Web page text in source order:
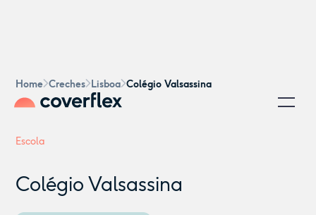
Home Creches Lisboa Colégio Valsassina
Escola
Colégio Valsassina